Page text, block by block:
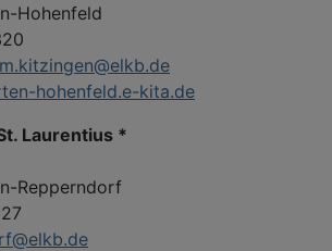
Hohenfeld
hohenfeld.e-kita.de
Laurentius *
Repperndorf